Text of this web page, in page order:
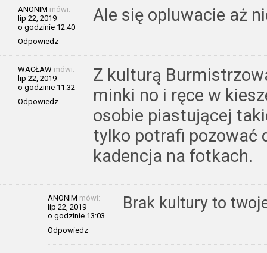
ANONIM mówi:
lip 22, 2019
o godzinie 12:40
Odpowiedz
Ale się opluwacie aż
WACŁAW mówi:
lip 22, 2019
o godzinie 11:32
Odpowiedz
Z kulturą
minki no i ręce w
osobie piastującej
tylko potrafi pozować
kadencja na fotkach.
ANONIM mówi:
lip 22, 2019
o godzinie 13:03
Odpowiedz
Brak kultury to